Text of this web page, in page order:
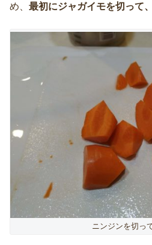
め、 最初にジャガイモを切って
ニンジンを切っ